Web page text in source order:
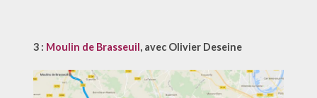
3 : Moulin de Brasseuil, avec Olivier Deseine